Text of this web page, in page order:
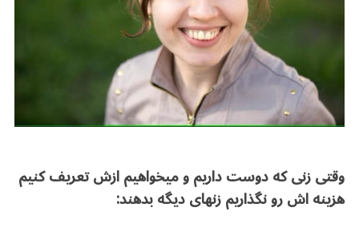
p
وقتی زنی که دوست داریم و میخواهیم ازش تعریف کنیم
هزینه اش رو نگذاریم زنهای دیگه بدهند: